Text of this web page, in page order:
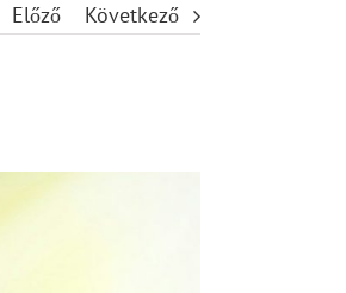
Előző Következő